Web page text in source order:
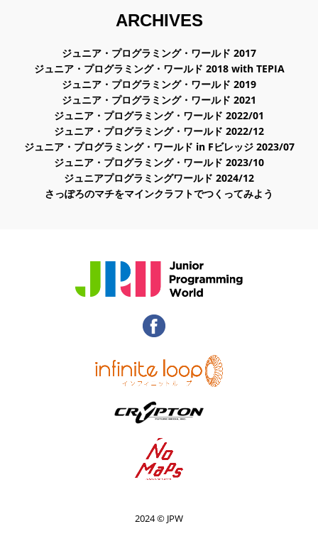
ARCHIVES
ジュニア・プログラミング・ワールド 2017
ジュニア・プログラミング・ワールド 2018 with TEPIA
ジュニア・プログラミング・ワールド 2019
ジュニア・プログラミング・ワールド 2021
ジュニア・プログラミング・ワールド 2022/01
ジュニア・プログラミング・ワールド 2022/12
ジュニア・プログラミング・ワールド in Fビレッジ 2023/07
ジュニア・プログラミング・ワールド 2023/10
ジュニアプログラミングワールド 2024/12
さっぽろのマチをマインクラフトでつくってみよう
2024 © JPW